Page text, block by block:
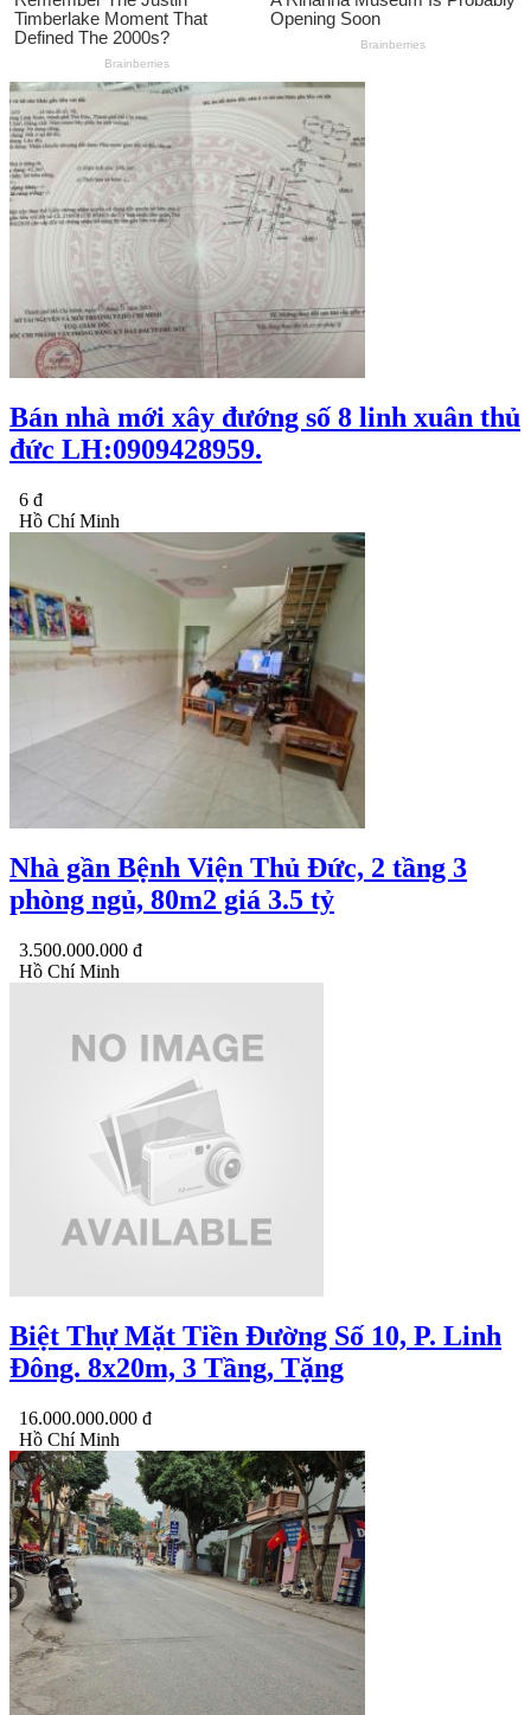
Bán nhà mới xây đướng số 8 linh xuân thủ
đức LH:0909428959.
6 đ
Hồ Chí Minh
Nhà gần Bệnh Viện Thủ Đức, 2 tầng 3
phòng ngủ, 80m2 giá 3.5 tỷ
3.500.000.000 đ
Hồ Chí Minh
Biệt Thự Mặt Tiền Đường Số 10, P. Linh
Đông. 8x20m, 3 Tầng, Tặng
16.000.000.000 đ
Hồ Chí Minh